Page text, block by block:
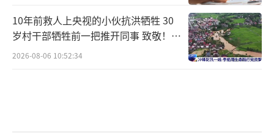
10年前救人上央视的小伙抗洪牺牲 30
岁村干部牺牲前一把推开同事 致敬！送
别！
2026-08-06 10:52:34